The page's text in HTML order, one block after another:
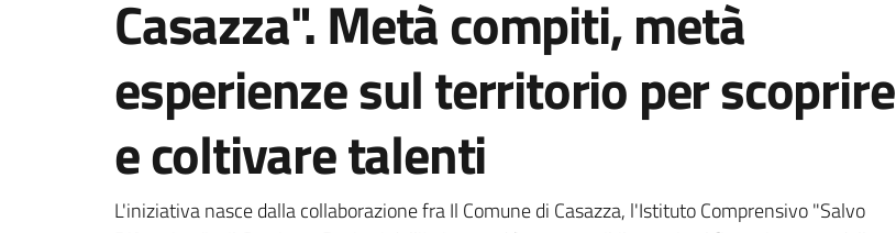
Casazza". Metà compiti, metà
esperienze sul territorio per scoprire
e coltivare talenti
L'iniziativa nasce dalla collaborazione fra Il Comune di Casazza, l'Istituto Comprensivo "Salvo